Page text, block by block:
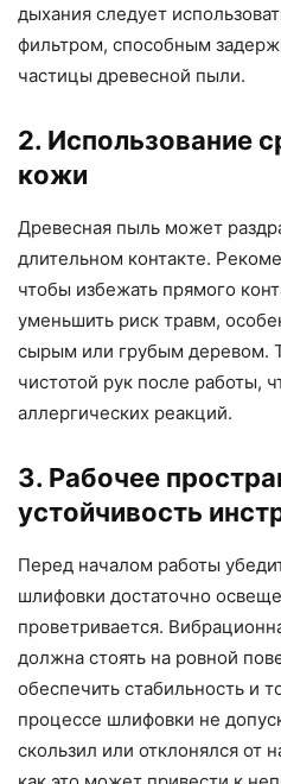
дыхания следует
фильтром, способным
частицы древесной пыли.
2. Использование
кожи
Древесная пыль может
длительном контакте.
чтобы избежать прямого
уменьшить риск травм,
сырым или грубым деревом.
чистотой рук после работы,
аллергических реакций.
3. Рабочее
устойчивость
Перед началом работы
шлифовки достаточно
проветривается.
должна стоять на ровной
обеспечить стабильность и
процессе шлифовки не
скользил или отклонялся от